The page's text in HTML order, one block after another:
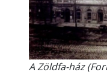
A Zöldfa-ház